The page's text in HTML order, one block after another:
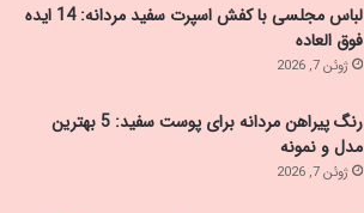
لباس مجلسی با کفش اسپرت سفید مردانه: 14 ایده
فوق العاده
ژوئن 7, 2026
رنگ پیراهن مردانه برای پوست سفید: 5 بهترین
مدل و نمونه
ژوئن 7, 2026